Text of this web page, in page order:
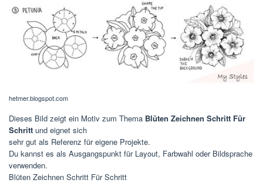
hetmer.blogspot.com
Dieses Bild zeigt ein Motiv zum Thema Blüten Zeichnen Schritt Für
Schritt und eignet sich
sehr gut als Referenz für eigene Projekte.
Du kannst es als Ausgangspunkt für Layout, Farbwahl oder Bildsprache
verwenden.
Blüten Zeichnen Schritt Für Schritt